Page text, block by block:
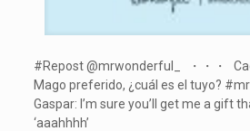
#Repost @mrwonderful_ ・・・
Mago preferido, ¿cuál es el tuyo?
Gaspar: I’m sure you’ll get me a gift
‘aaahhhh’